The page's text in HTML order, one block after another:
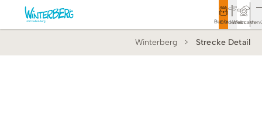
Buchen
Entdecken
Webcam
Rathaus
Winterberg Strecke Detail